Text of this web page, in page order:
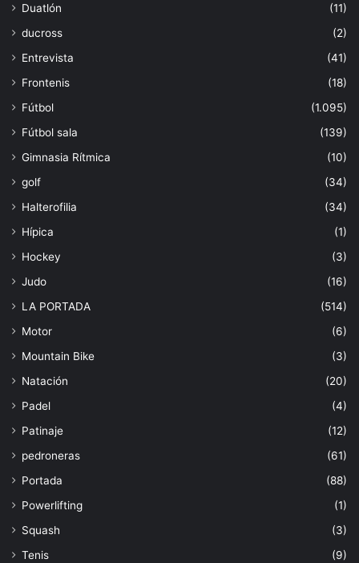
Duatlón
(11)
ducross
(2)
Entrevista
(41)
Frontenis
(18)
Fútbol
(1.095)
Fútbol sala
(139)
Gimnasia Rítmica
(10)
golf
(34)
Halterofilia
(34)
Hípica
(1)
Hockey
(3)
Judo
(16)
LA PORTADA
(514)
Motor
(6)
Mountain Bike
(3)
Natación
(20)
Padel
(4)
Patinaje
(12)
pedroneras
(61)
Portada
(88)
Powerlifting
(1)
Squash
(3)
Tenis
(9)